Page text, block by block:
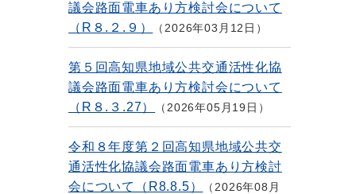
議会路面電車あり方検討会について
（R８.２.９）
2026年03月12日
第５回高知県地域公共交通活性化協
議会路面電車あり方検討会について
（R８.３.27）
2026年05月19日
令和８年度第２回高知県地域公共交
通活性化協議会路面電車あり方検討
会について（R8.8.5）
2026年08月